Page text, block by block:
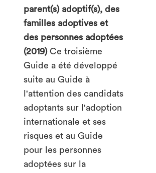
parent(s) adoptif(s), des
familles adoptives et
des personnes adoptées
(2019)Ce troisième
Guide a été développé
suite au Guide à
l'attention des candidats
adoptants sur l'adoption
internationale et ses
risques et au Guide
pour les personnes
adoptées sur la